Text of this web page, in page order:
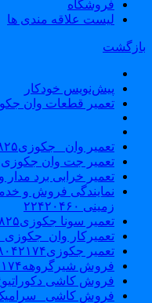
فروشگاه
لیست علاقه مندی ها
پیش‌نویس خودکار
تعمیر قطعات وان
تعمیر وان _جکوزی۰۹۱۲۱۵۰۷۸۲۵
تعمیر جت وان جکوزی
تعمیر خرابی برد مدار
نمایندگی فروش و خدمات
زمینی ۲۲۴۲۰۴۶۰
تعمیر سونا جکوزی۰۹۱۲۱۵۰۷۸۲۵#| Sauna | Jacuzzi
تعمیرکار
تعمیر جکوزی۸۸۰۴۲۱۷۴_فروش وان جکوزی
فروش شیرگروهه۸۸۰۴۲۱۷۴_تعمیر شیرگروهه
فروش کاشی دکوراتیو۸۸۰۴۲۱۷۴_فروش کاشی بین کابینتی
فروش کاشی _سرامیک۸۸۰۴۲۱۷۴